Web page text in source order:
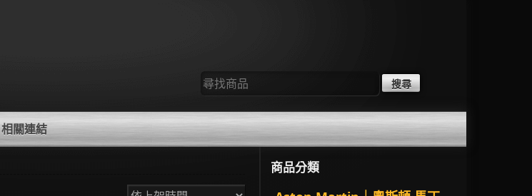
尋
找：
相關連結
商品分類